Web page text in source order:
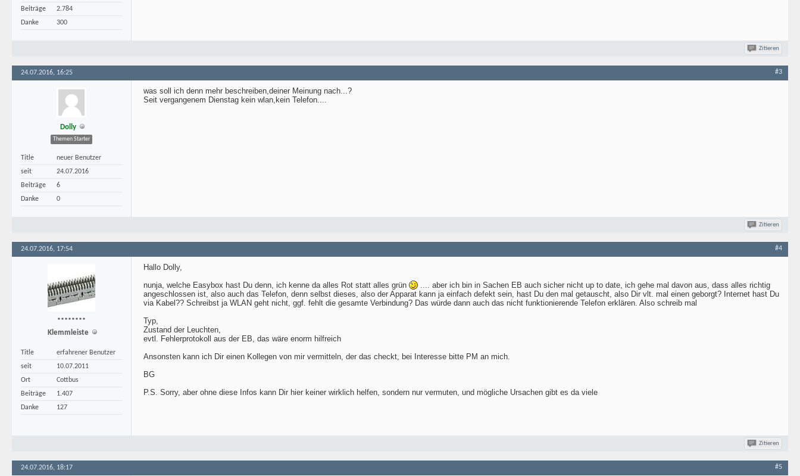
Beiträge
2.784
Danke
300
Zitieren
24.07.2016, 16:25 #3
Dolly
Themen Starter
Title
neuer Benutzer
seit
24.07.2016
Beiträge
6
Danke
0
was soll ich denn mehr beschreiben,deiner Meinung nach...?
Seit vergangenem Dienstag kein wlan,kein Telefon....
Zitieren
24.07.2016, 17:54 #4
********
Klemmleiste
Title
erfahrener Benutzer
seit
10.07.2011
Ort
Cottbus
Beiträge
1.407
Danke
127
Hallo Dolly,
nunja, welche Easybox hast Du denn, ich kenne da alles Rot statt alles grün
.... aber ich bin in Sachen EB auch sicher nicht up to date, ich gehe mal davon aus, dass alles richtig
angeschlossen ist, also auch das Telefon, denn selbst dieses, also der Apparat kann ja einfach defekt sein, hast Du den mal getauscht, also Dir vlt. mal einen geborgt? Internet hast Du
via Kabel?? Schreibst ja WLAN geht nicht, ggf. fehlt die gesamte Verbindung? Das würde dann auch das nicht funktionierende Telefon erklären. Also schreib mal
Typ,
Zustand der Leuchten,
evtl. Fehlerprotokoll aus der EB, das wäre enorm hilfreich
Ansonsten kann ich Dir einen Kollegen von mir vermitteln, der das checkt, bei Interesse bitte PM an mich.
BG
P.S. Sorry, aber ohne diese Infos kann Dir hier keiner wirklich helfen, sondern nur vermuten, und mögliche Ursachen gibt es da viele
Zitieren
24.07.2016, 18:17 #5